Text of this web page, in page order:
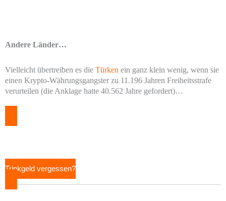
Andere Länder…
Vielleicht übertreiben es die Türken ein ganz klein wenig, wenn sie
einen Krypto-Währungsgangster zu 11.196 Jahren Freiheitsstrafe
verurteilen (die Anklage hatte 40.562 Jahre gefordert)…
Trinkgeld vergessen?